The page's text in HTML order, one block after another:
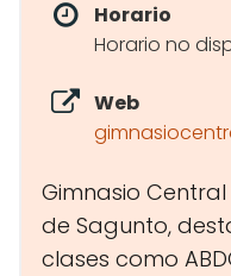
Horario
Horario no
Web
Gimnasio
de Sagunto,
clases como